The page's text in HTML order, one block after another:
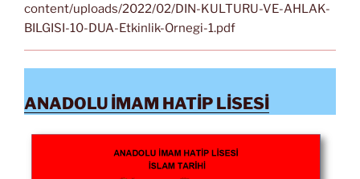
content/uploads/2022/02/DIN-KULTURU-VE-AHLAK-
BILGISI-10-DUA-Etkinlik-Ornegi-1.pdf
ANADOLU İMAM HATİP LİSESİ